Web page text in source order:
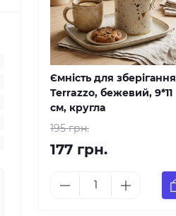
Ємність для зберігання
Terrazzо, бежевий, 9*11
см, кругла
195 грн.
177 грн.